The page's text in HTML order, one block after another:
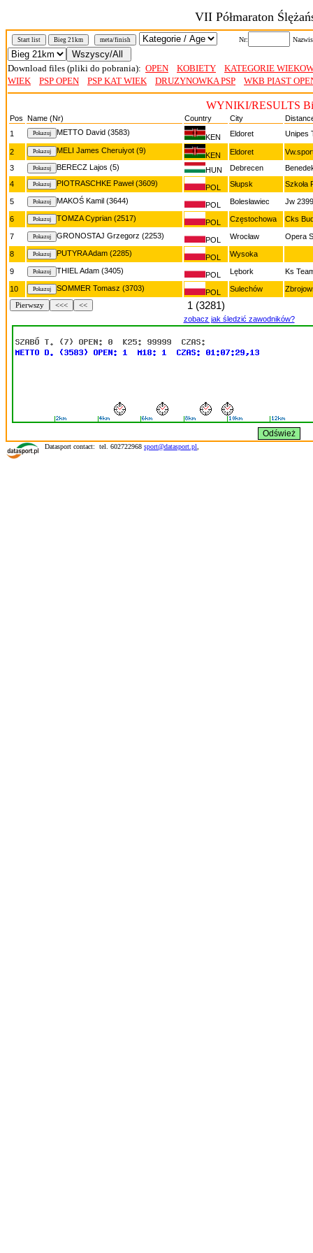
VII Półmaraton
Start list Bieg 21km meta/finish Nr:
Download files (pliki do pobrania): OPEN KOBIETY
KATEGORIE
WIEK
PSP OPEN PSP KAT WIEK DRUZYNOWKA PSP WKB PIAST
WYNIKI/RESULTS
Pos Name (Nr) Country City
1
METTO David (3583)
KEN Eldoret Unipes
2 MELI James Cheruiyot (9)
KEN Eldoret
3
BERECZ Lajos (5) HUN Debrecen
4
PIOTRASCHKE Paweł (3609) POL Słupsk Szkoła
5 MAKOŚ Kamil (3644) POL Bolesławiec Jw
6 TOMZA Cyprian (2517) POL Częstochowa Cks
7 GRONOSTAJ Grzegorz (2253) POL Wrocław Opera
8 PUTYRA Adam (2285) POL Wysoka
9 THIEL Adam (3405) POL Lębork Ks
10 SOMMER Tomasz (3703) POL Sulechów
Pierwszy <<< << 1 (3281)
zobacz jak śledzić zawodników?
Datasport contact: tel. 602722968 sport@datasport.pl